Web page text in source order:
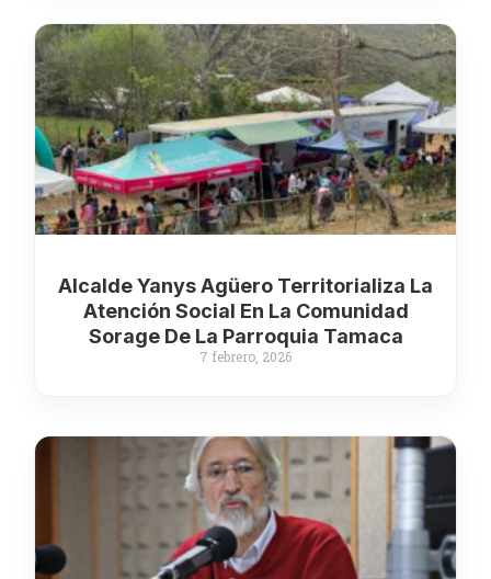
Alcalde Yanys Agüero Territorializa La
Atención Social En La Comunidad
Sorage De La Parroquia Tamaca
7 febrero, 2026